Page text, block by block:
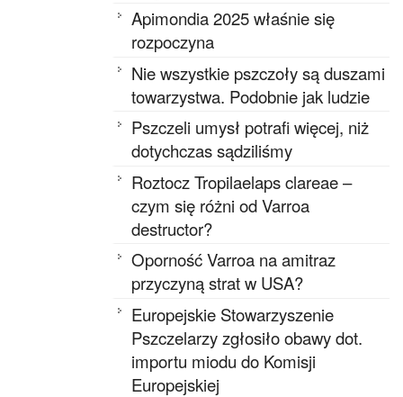
Apimondia 2025 właśnie się
rozpoczyna
Nie wszystkie pszczoły są duszami
towarzystwa. Podobnie jak ludzie
Pszczeli umysł potrafi więcej, niż
dotychczas sądziliśmy
Roztocz Tropilaelaps clareae –
czym się różni od Varroa
destructor?
Oporność Varroa na amitraz
przyczyną strat w USA?
Europejskie Stowarzyszenie
Pszczelarzy zgłosiło obawy dot.
importu miodu do Komisji
Europejskiej